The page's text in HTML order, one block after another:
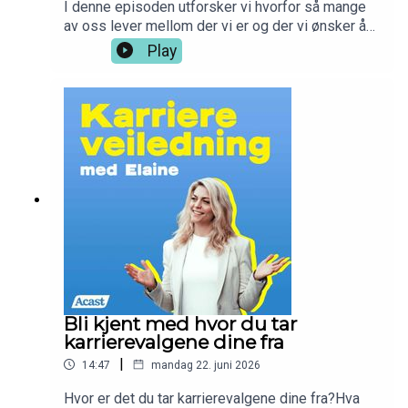
I denne episoden utforsker vi hvorfor så mange
av oss lever mellom der vi er og der vi ønsker å
være, hvorfor vi utsetter livet, hva «fake resting»
egentlig er, og hva forskning sier om hvile,
handler ikke bare om hvilken jobb vi har. Den
handler om hvordan vi lever og at det skal bety
noe hvordan vi har det. Få med deg noen øvelser
på slutten slik at du kan bruke mellomtiden på
den beste måten. God lytt <3
Play
Bli kjent med hvor du tar
karrierevalgene dine fra
14:47 | mandag 22. juni 2026
Hvor er det du tar karrierevalgene dine fra?Hva